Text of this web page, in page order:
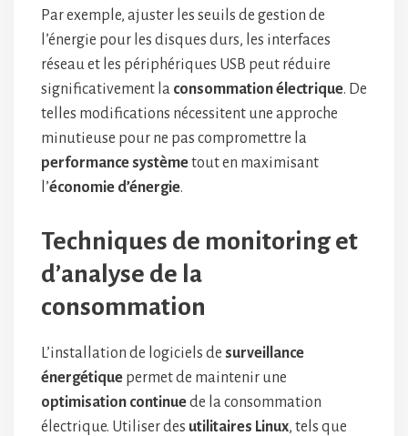
Par exemple, ajuster les seuils de gestion de
l’énergie pour les disques durs, les interfaces
réseau et les périphériques USB peut réduire
significativement la consommation électrique. De
telles modifications nécessitent une approche
minutieuse pour ne pas compromettre la
performance systèmetout en maximisant
l’économie d’énergie.
Techniques de monitoring et
d’analyse de la
consommation
L’installation de logiciels de surveillance
énergétique permet de maintenir une
optimisation continuede la consommation
électrique. Utiliser des utilitaires Linux, tels que